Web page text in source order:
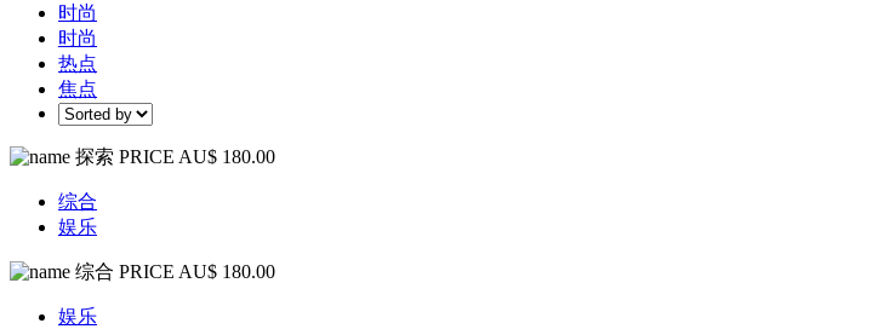
时尚
时尚
热点
焦点
探索 PRICE AU$ 180.00
综合
娱乐
综合 PRICE AU$ 180.00
娱乐